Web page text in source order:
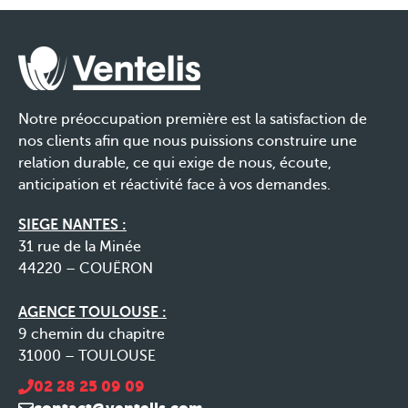
Notre préoccupation première est la satisfaction de
nos clients afin que nous puissions construire une
relation durable, ce qui exige de nous, écoute,
anticipation et réactivité face à vos demandes.
SIEGE NANTES :
31 rue de la Minée
44220 – COUËRON
AGENCE TOULOUSE :
9 chemin du chapitre
31000 – TOULOUSE
02 28 25 09 09